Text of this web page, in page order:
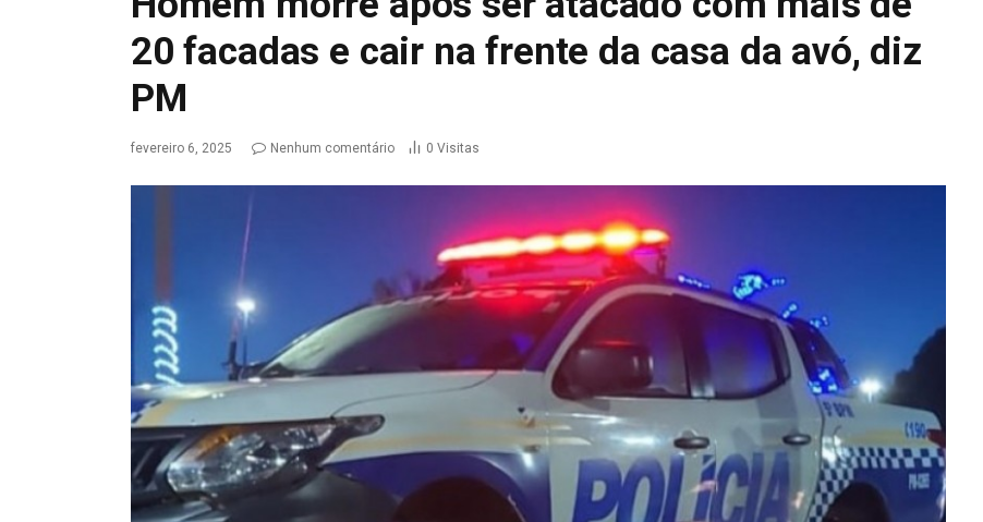
20 facadas e cair na frente da casa da avó, diz
PM
fevereiro 6, 2025 Nenhum comentário 0 Visitas